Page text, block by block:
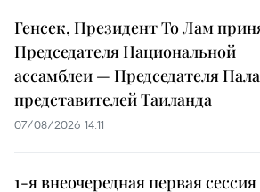
Генсек, Президент То Лам
Председателя Национальной
ассамблеи — Председателя
представителей Таиланда
07/08/2026 14:11
1-я внеочередная первая сессия